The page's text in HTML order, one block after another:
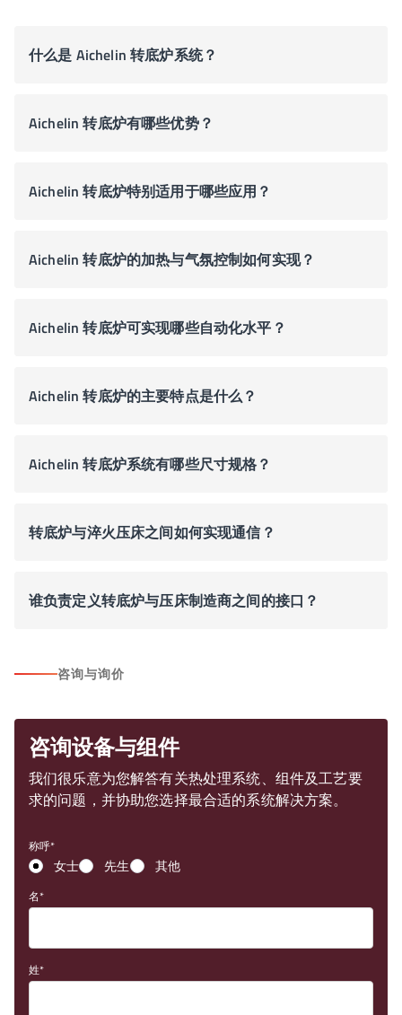
什么是 Aichelin 转底炉系统？
Aichelin 转底炉有哪些优势？
Aichelin 转底炉特别适用于哪些应用？
Aichelin 转底炉的加热与气氛控制如何实现？
Aichelin 转底炉可实现哪些自动化水平？
Aichelin 转底炉的主要特点是什么？
Aichelin 转底炉系统有哪些尺寸规格？
转底炉与淬火压床之间如何实现通信？
谁负责定义转底炉与压床制造商之间的接口？
咨询与询价
咨询设备与组件
我们很乐意为您解答有关热处理系统、组件及工艺要
求的问题，并协助您选择最合适的系统解决方案。
称呼
女士 先生 其他
名
姓